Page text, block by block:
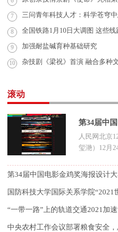
7 三问青年科技人才：科学苍穹
8 全国铁路1月10日大调图 这些线
9 加强耐盐碱育种基础研究
10 杂技剧《梁祝》首演 融合多种
滚动
人民网北京
玺滟）12月
第34届中国电影金鸡奖海报设计
“一带一路”上的轨道交通2021加速
中央农村工作会议部署粮食安全